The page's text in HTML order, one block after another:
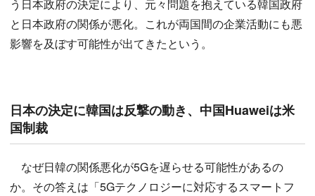
う日本政府の決定により、元々問題を抱えている韓国政府
と日本政府の関係が悪化。これが両国間の企業活動にも悪
影響を及ぼす可能性が出てきたという。
日本の決定に韓国は反撃の動き、中国Huaweiは米
国制裁
なぜ日韓の関係悪化が5Gを遅らせる可能性があるの
か。その答えは「5Gテクノロジーに対応するスマートフ